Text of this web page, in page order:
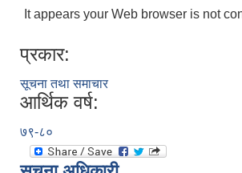
It appears your Web browser is not
प्रकार:
सूचना तथा समाचार
आर्थिक वर्ष:
७९-८०